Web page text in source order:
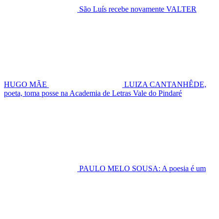
São Luís recebe novamente VALTER
HUGO MÃE
LUIZA CANTANHÊDE,
poeta, toma posse na Academia de Letras Vale do Pindaré
PAULO MELO SOUSA: A poesia é um